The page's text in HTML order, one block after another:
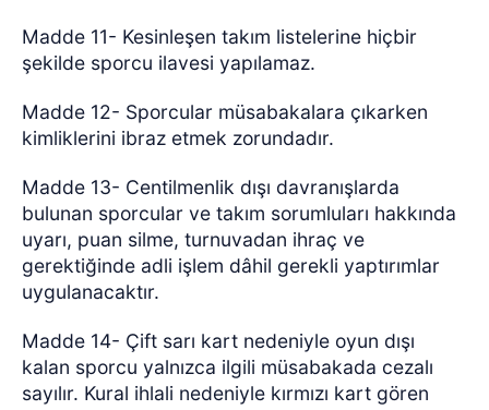
Madde 11- Kesinleşen takım listelerine hiçbir
şekilde sporcu ilavesi yapılamaz.
Madde 12- Sporcular müsabakalara çıkarken
kimliklerini ibraz etmek zorundadır.
Madde 13- Centilmenlik dışı davranışlarda
bulunan sporcular ve takım sorumluları hakkında
uyarı, puan silme, turnuvadan ihraç ve
gerektiğinde adli işlem dâhil gerekli yaptırımlar
uygulanacaktır.
Madde 14- Çift sarı kart nedeniyle oyun dışı
kalan sporcu yalnızca ilgili müsabakada cezalı
sayılır. Kural ihlali nedeniyle kırmızı kart gören